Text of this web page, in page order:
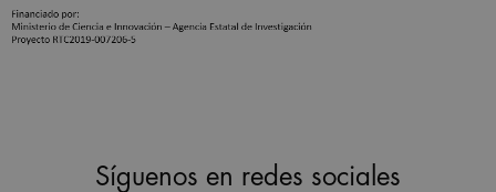
Síguenos en redes sociales